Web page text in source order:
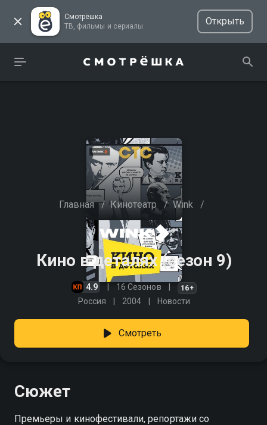
Смотрёшка
ТВ, фильмы и сериалы
Открыть
Главная / Кинотеатр / Wink /
Кино в деталях (сезон 9)
4.9 16 Сезонов 16+
Россия 2004 Новости
Смотреть
Сюжет
Премьеры и кинофестивали, репортажи со